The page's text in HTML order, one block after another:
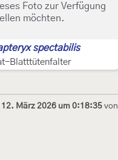
Foto zur Verfügung
möchten.
spectabilis
Blatttütenfalter
12. März 2026 um 0:18:35 von